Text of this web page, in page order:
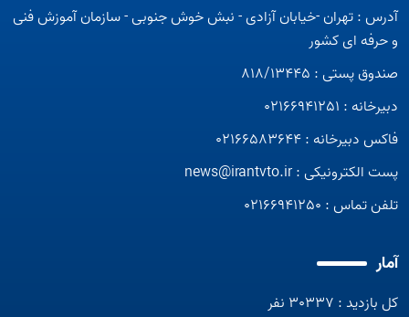
گام دوم انقلاب در
آدرس : تهران -خیابان آزادی - نبش خوش جنوبی - سازمان آموزش فنی
و حرفه ای کشور
صندوق پستی : 818/13445
دبیرخانه : 02166941251
فاکس دبیرخانه : 02166583644
پست الکترونیکی :news@irantvto.ir
تلفن تماس : 02166941250
آمار
کل بازدید : 30337 نفر